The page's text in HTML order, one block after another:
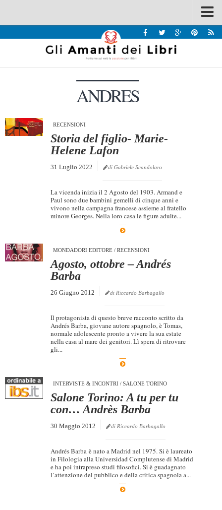
Recensioni
Interviste & Incontri
Chi siamo
Rassegna Stampa
Case editrici
Partnership
Giallo Stresa
Tabù Festival 2014
A Tutto Volume
ANDRES
RECENSIONI
Storia del figlio- Marie-
Helene Lafon
31 Luglio 2022 di Gabriele Scandolaro
La vicenda inizia il 2 Agosto del 1903. Armand e
Paul sono due bambini gemelli di cinque anni e
vivono nella campagna francese assieme al fratello
minore Georges. Nella loro casa le figure adulte...
MONDADORI EDITORE/ RECENSIONI
Agosto, ottobre – Andrés
Barba
26 Giugno 2012 di Riccardo Barbagallo
Il protagonista di questo breve racconto scritto da
Andrés Barba, giovane autore spagnolo, è Tomas,
normale adolescente pronto a vivere la sua estate
nella casa al mare dei genitori. Lì spera di ritrovare
gli...
INTERVISTE & INCONTRI / SALONE TORINO
Salone Torino: A tu per tu
con… Andrès Barba
30 Maggio 2012 di Riccardo Barbagallo
Andrés Barba è nato a Madrid nel 1975. Si è laureato
in Filologia alla Universidad Complutense di Madrid
e ha poi intrapreso studi filosofici. Si è guadagnato
l’attenzione del pubblico e della critica spagnola a...